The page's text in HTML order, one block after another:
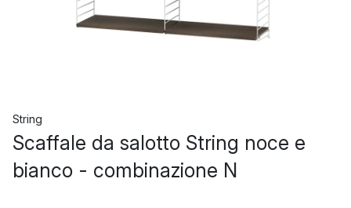
String
Scaffale da salotto String noce e
bianco - combinazione N